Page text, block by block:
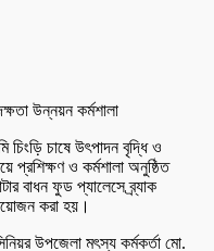
চিংড়ি চাষে উৎপাদন বৃদ্ধি ও
প্রশিক্ষণ ও কর্মশালা অনুষ্ঠিত
বাধন ফুড প্যালেসে ব্র্যাক
করা হয়।
উপজেলা মৎস্য কর্মকর্তা মো.